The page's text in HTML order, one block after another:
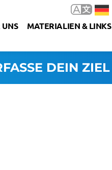
UNS MATERIALIEN & LINKS
DEIN ZIEL